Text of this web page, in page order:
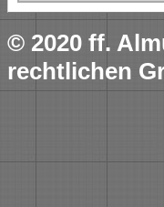
© 2020 ff.
rechtlichen